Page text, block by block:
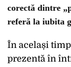
corectă dintre
referă la iubita
În același
prezentă în